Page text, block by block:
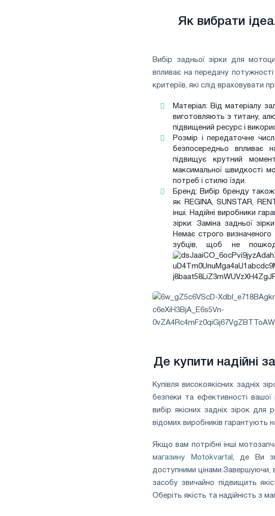
Як вибрати
Вибір задньої зірки для
впливає на передачу
критеріїв, які слід враховувати
Матеріал: Від матеріалу
виготовляють з титану,
підвищений ресурс і
Розмір і передаточне
безпосередньо впливає
підвищує крутний
максимальної швидкості
потреб і стилю їзди.
Бренд: Вибір бренду також
як REGINA, SUNSTAR,
інші. Надійні виробники
зірки: Заміна задньої
Немає строго
зубців, щоб не
Де купити надійні
Купівля високоякісних задніх
безпеки та ефективності
вибір якісних задніх зірок для
відомих виробників гарантують
Якщо вам потрібні інші
магазину Motokvartal
, де Ви
доступними цінами. Завершуючи,
засобу звичайно підвищить
Оберіть якість та надійність з